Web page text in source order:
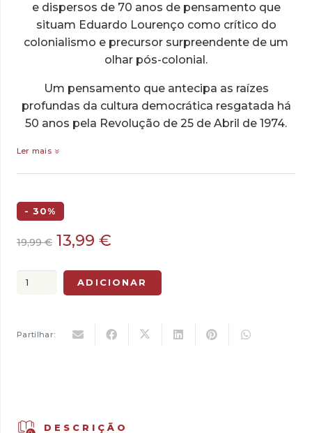
e dispersos de 70 anos de pensamento que
situam Eduardo Lourenço como crítico do
colonialismo e precursor surpreendente de um
olhar pós-colonial.
Um pensamento que antecipa as raízes
profundas da cultura democrática resgatada há
50 anos pela Revolução de 25 de Abril de 1974.
Ler mais
- 30%
19,99€ O
original
era:
13,99 €
atual
é:
Quantidade
Colonialismo
ADICIONAR
Partilhar:
DESCRIÇÃO